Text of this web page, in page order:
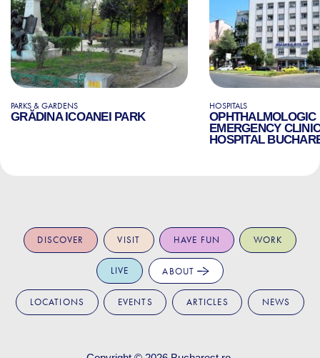
PARKS & GARDENS
GRĂDINA ICOANEI PARK
HOSPITALS
OPHTHALMOLOGIC
EMERGENCY
HOSPITAL
DISCOVER VISIT HAVE FUN WORK
LIVE ABOUT
LOCATIONS EVENTS ARTICLES NEWS